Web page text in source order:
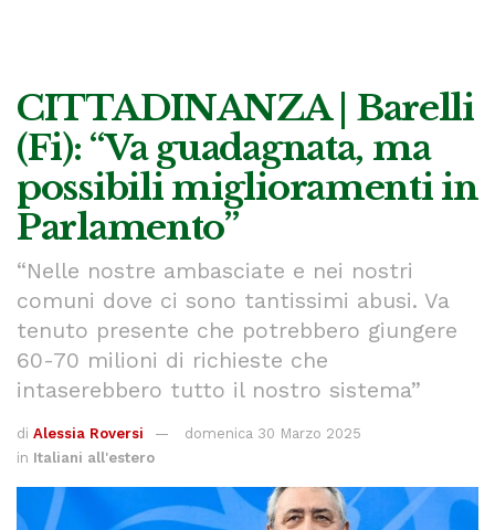
CITTADINANZA | Barelli
(Fi): “Va guadagnata, ma
possibili miglioramenti in
Parlamento”
“Nelle nostre ambasciate e nei nostri
comuni dove ci sono tantissimi abusi. Va
tenuto presente che potrebbero giungere
60-70 milioni di richieste che
intaserebbero tutto il nostro sistema”
di Alessia Roversi
domenica 30 Marzo 2025
in Italiani all'estero